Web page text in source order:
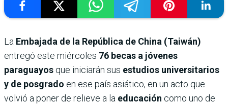
La Embajada de la República de China (Taiwán)
entregó este miércoles 76 becas a jóvenes
paraguayos que iniciarán sus estudios universitarios
y de posgrado en ese país asiático, en un acto que
volvió a poner de relieve a la educación como uno de